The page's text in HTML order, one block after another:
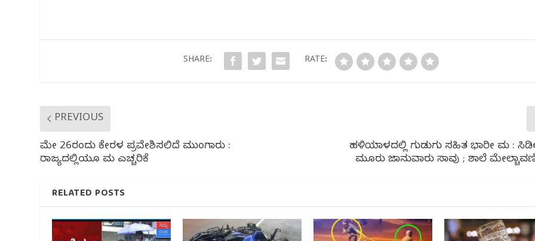
o p mSHARE: RATE:
PREVIOUS
ಮೇ 26ರಂದು ಕೇರಳ ಪ್ರವೇಶಿಸಲಿದೆ ಮುಂಗಾರು :
ರಾಜ್ಯದಲ್ಲಿಯೂ ಮಳೆ ಎಚ್ಚರಿಕೆ
ಹಳಿಯಾಳದಲ್ಲಿ ಗುಡುಗು ಸಹಿತ ಭಾರೀ ಮಳೆ :
ಮೂರು ಜಾನುವಾರು ಸಾವು ; ಶಾಲೆ
RELATED POSTS